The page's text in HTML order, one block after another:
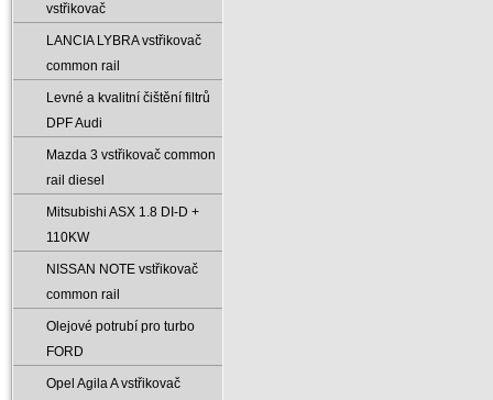
vstřikovač
LANCIA LYBRA vstřikovač
common rail
Levné a kvalitní čištění filtrů
DPF Audi
Mazda 3 vstřikovač common
rail diesel
Mitsubishi ASX 1.8 DI-D +
110KW
NISSAN NOTE vstřikovač
common rail
Olejové potrubí pro turbo
FORD
Opel Agila A vstřikovač